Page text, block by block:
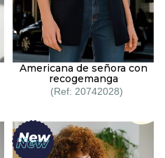
Americana de señora con
recogemanga
20742028